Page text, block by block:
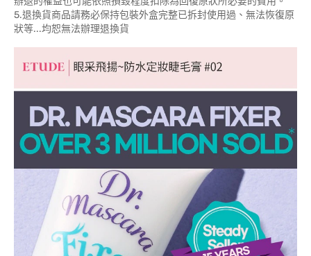
5.退換貨商品請務必保持包裝外盒完整已拆封使用過、無法恢復原
狀等...均恕無法辦理退換貨